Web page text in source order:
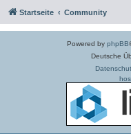
Startseite Community
Powered by phpBB
Deutsche